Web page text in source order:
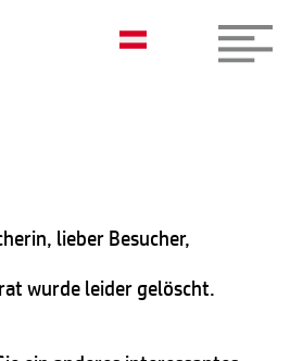
lieber Besucher,
wurde leider gelöscht.